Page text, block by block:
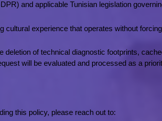
and applicable Tunisian legislation
cultural experience that operates without
deletion of technical diagnostic footprints,
will be evaluated and processed as a
this policy, please reach out to: